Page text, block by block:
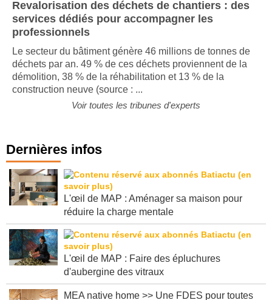
Revalorisation des déchets de chantiers : des
services dédiés pour accompagner les
professionnels
Le secteur du bâtiment génère 46 millions de tonnes de
déchets par an. 49 % de ces déchets proviennent de la
démolition, 38 % de la réhabilitation et 13 % de la
Dernières infos
L'œil de MAP : Aménager sa maison pour
L'œil de MAP : Faire des épluchures